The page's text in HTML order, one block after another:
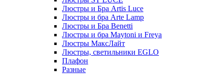
Люстры и Бра Artis Luce
Люстры и бра Arte Lamp
Люстры и Бра Benetti
Люстры и бра Maytoni и Freya
Люстры МаксЛайт
Люстры, светильники EGLO
Плафон
Разные